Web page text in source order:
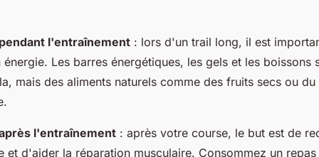
l'entraînement : lors d'un trail long, il est
Les barres énergétiques, les gels et les boissons
mais des aliments naturels comme des fruits secs ou
l'entraînement : après votre course, le but est de
et d'aider la réparation musculaire. Consommez un